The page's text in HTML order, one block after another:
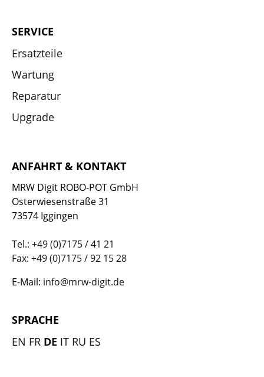
SERVICE
Ersatzteile
Wartung
Reparatur
Upgrade
ANFAHRT & KONTAKT
MRW Digit ROBO-POT GmbH
Osterwiesenstraße 31
73574 Iggingen
Tel.: +49 (0)7175 / 41 21
Fax: +49 (0)7175 / 92 15 28
E-Mail: info@mrw-digit.de
SPRACHE
EN FR DE IT RU ES